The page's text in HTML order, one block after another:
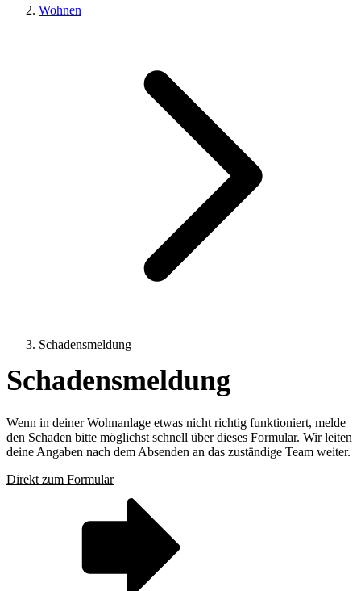
Wohnen
Schadensmeldung
Schadensmeldung
Wenn in deiner Wohnanlage etwas nicht richtig funktioniert, melde
den Schaden bitte möglichst schnell über dieses Formular. Wir leiten
deine Angaben nach dem Absenden an das zuständige Team weiter.
Direkt zum Formular